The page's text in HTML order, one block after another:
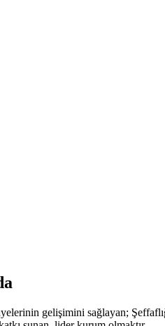
gelişimini sağlayan;